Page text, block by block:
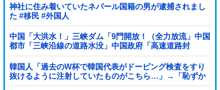
神社に住み着いていたネパール国籍の男が逮捕されまし
た #移民 #外国人
中国「大洪水！」三峡ダム「9門開放！（全力放流」中国
都市「三峡沿線の道路水没」中国政府「高速道路封
鎖！」中国ダム「緊急放流に合わせて開門（土砂崩れ発
生」→
韓国人「過去のW杯で韓国代表がドーピング検査をすり
抜けるように注射していたものがこちら…」→「恥ずか
しい…（ブルブル」＝韓国の反応